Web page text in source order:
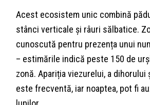
Acest ecosistem unic combină
stânci verticale și râuri sălbatice.
cunoscută pentru prezența unui
– estimările indică peste 150 de
zonă. Apariția viezurelui, a dihorului
este frecventă, iar noaptea, pot fi